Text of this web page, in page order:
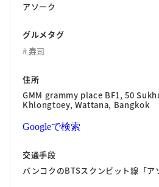
アソーク
グルメタグ
寿司
住所
GMM grammy place BF1, 50
Khlongtoey, Wattana, Bangkok
Googleで検索
交通手段
バンコクのBTSスクンビット線「